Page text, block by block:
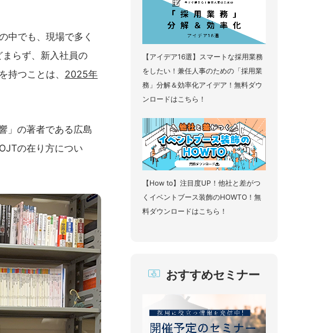
中でも、現場で多く
らず、新入社員の
持つことは、 2025年
」の著者である広島
の在り方につい
【アイデア16選】スマートな採用業務
をしたい！兼任人事のための「採用業
務」分解＆効率化アイデア！無料ダウ
ンロードはこちら！
【How to】注目度UP！他社と差がつ
くイベントブース装飾のHOWTO！無
料ダウンロードはこちら！
おすすめセミナー